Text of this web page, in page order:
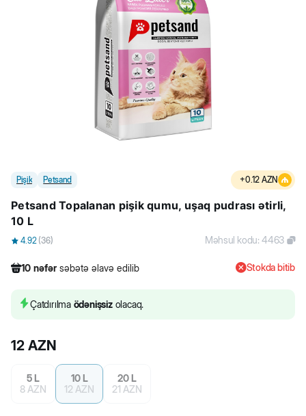
Pişik Petsand +0.12 AZN
Petsand Topalanan pişik qumu, uşaq pudrası ətirli,
10 L
4.92 (36) Məhsul kodu:4463
10 nəfər səbətə əlavə edilib
238 nəfər məhsulu alıb
Stokda bitib
Çatdırılma ödənişsizolacaq.
12 AZN
5 L
8 AZN
10 L
12 AZN
20 L
21 AZN